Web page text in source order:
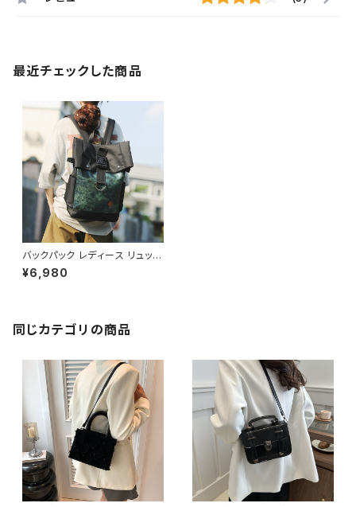
最近チェックした商品
バックパック レディース リュック
春夏 秋冬 春 夏 秋 冬 黒 バッグ
リュックサック かばん ロールト
ンプル バッグパック バック ロゴ
ベージュ グレー グリーン ブラッ
イリー お出かけ 10代 20代 30
代 40代 K-B0031
¥6,980
同じカテゴリの商品